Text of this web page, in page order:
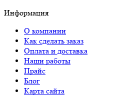
Информация
О компании
Как сделать заказ
Оплата и доставка
Наши работы
Прайс
Блог
Карта сайта